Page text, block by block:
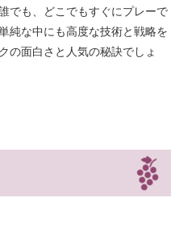
でも、どこでもすぐにプレーで
純な中にも高度な技術と戦略を
の面白さと人気の秘訣でしょ